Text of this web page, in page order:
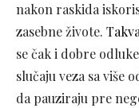
nakon raskida
zasebne živote.
se čak i dobre
slučaju veza sa više
da pauziraju pre